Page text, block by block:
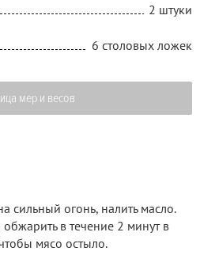
2 штуки
6 столовых ложек
мер и весов
сильный огонь, налить масло.
обжарить в течение 2 минут в
мясо остыло.